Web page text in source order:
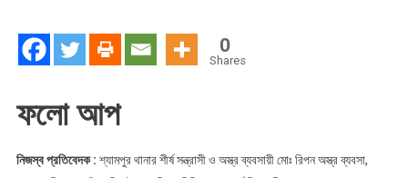
0
Shares
ফলো আপ
নিজস্ব প্রতিবেদক :শ্যামপুর থানার শীর্ষ সন্ত্রাসী ও অস্ত্র ব্যবসায়ী মোঃ রিপন অস্ত্র ব্যবসা,